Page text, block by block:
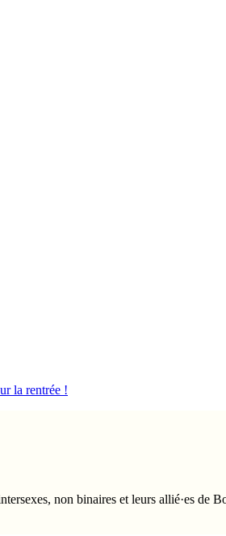
la rentrée !
non binaires et leurs allié·es